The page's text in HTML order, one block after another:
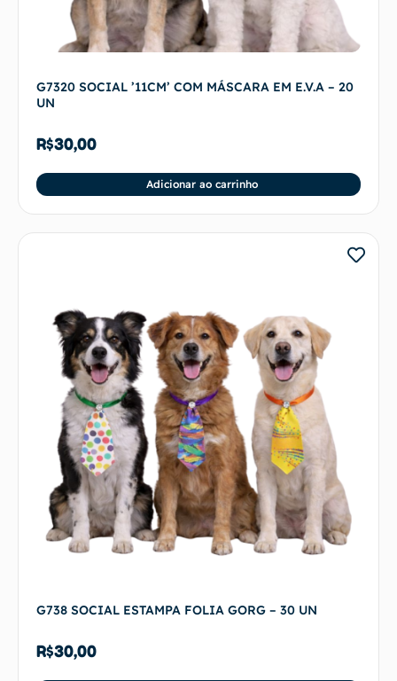
G7320 SOCIAL ’11CM’ COM MÁSCARA EM E.V.A – 20
UN
R$30,00
Adicionar ao carrinho
G738 SOCIAL ESTAMPA FOLIA GORG – 30 UN
R$30,00